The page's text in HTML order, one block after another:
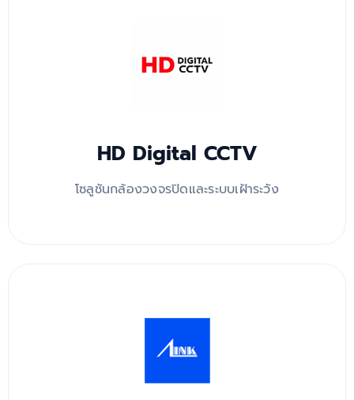
HD Digital CCTV
โซลูชันกล้องวงจรปิดและระบบเฝ้าระวัง